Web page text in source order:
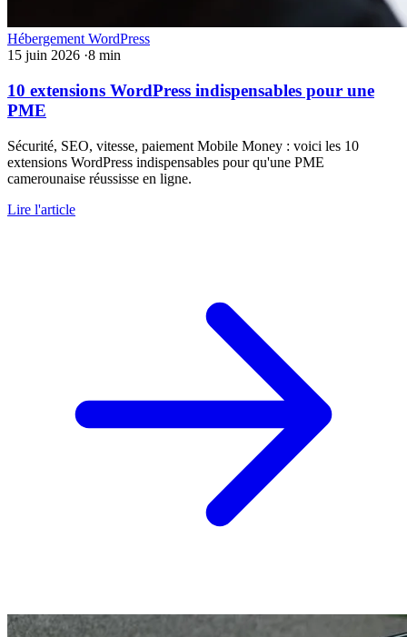
Hébergement WordPress
15 juin 2026 ·8 min
10 extensions WordPress indispensables pour une
PME
Sécurité, SEO, vitesse, paiement Mobile Money : voici les 10
extensions WordPress indispensables pour qu'une PME
camerounaise réussisse en ligne.
Lire l'article